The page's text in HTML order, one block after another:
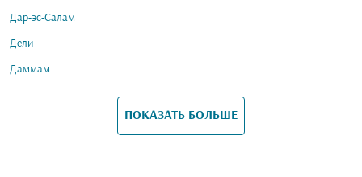
Дар-эс-Салам
Дели
Даммам
ПОКАЗАТЬ БОЛЬШЕ